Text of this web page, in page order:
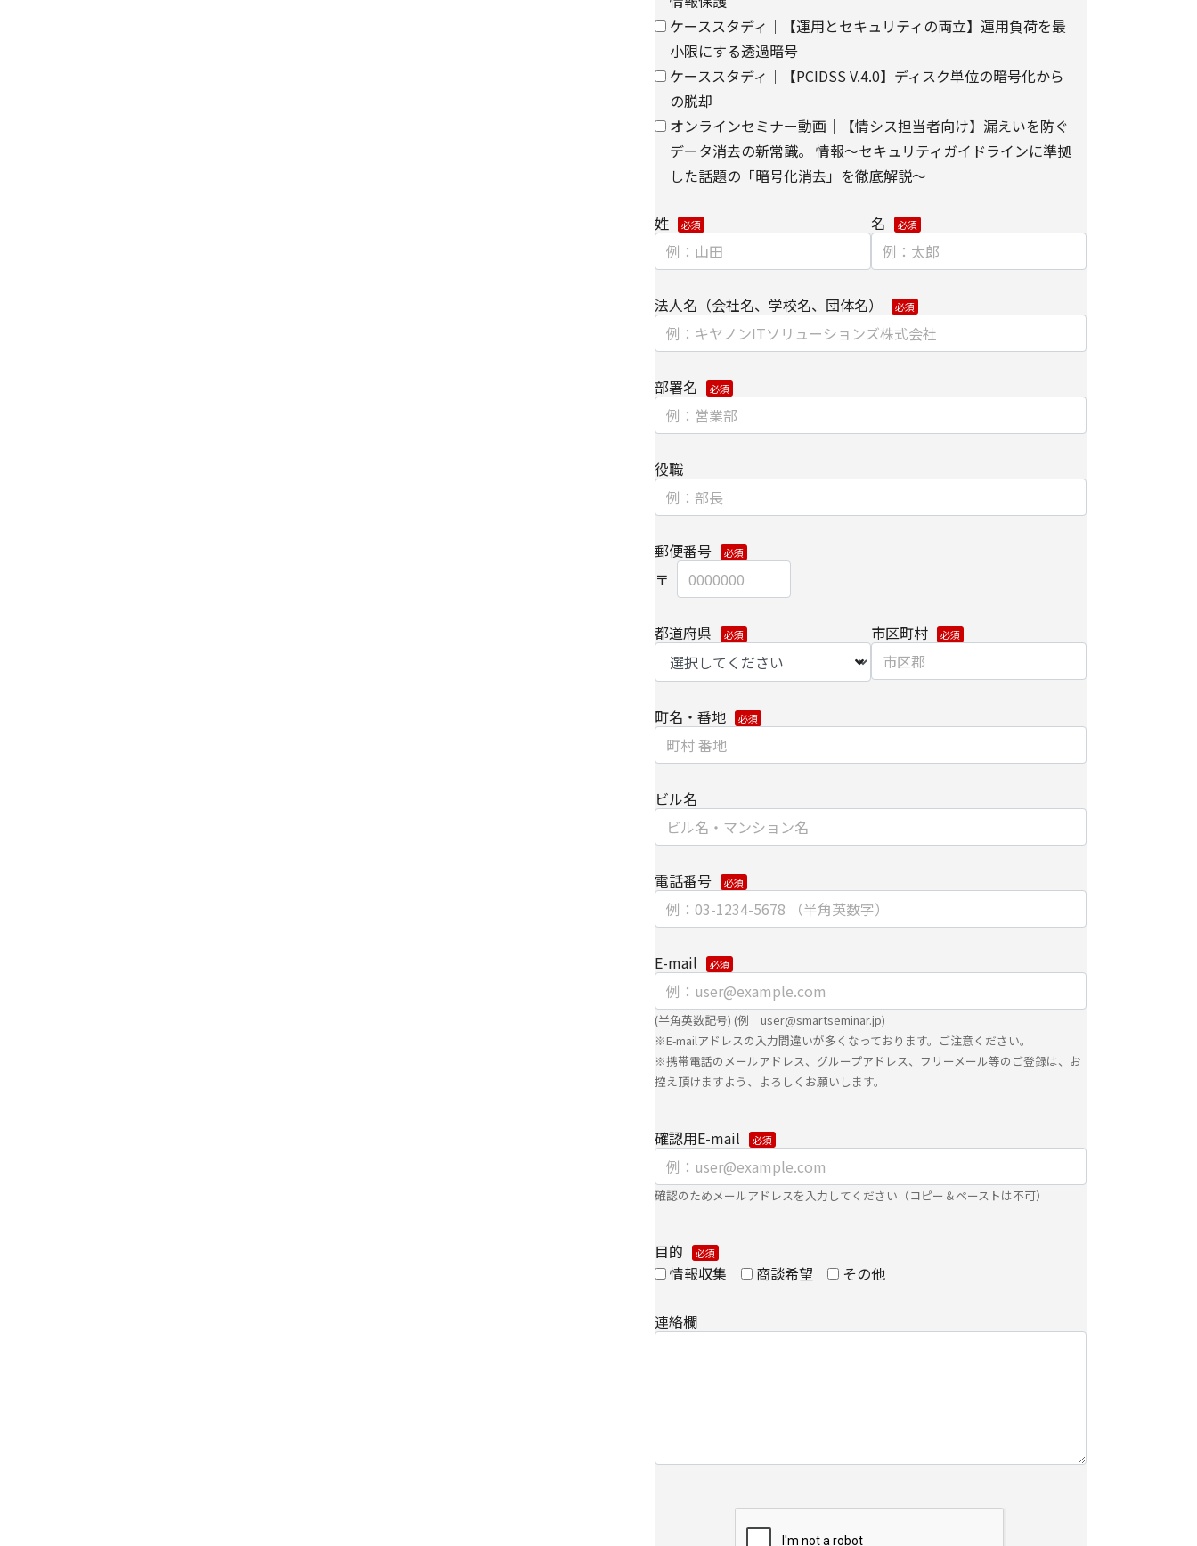
・クッキー（cookie）とウェブビーコンの使用によるアクセス情報の収
集
【第三者提供に関して】
当社はご提供いただきました個人情報を安全に管理し、以下の場合を除
き、ご本人の同意なく第三者に開示・提供しません。
・法令に基づく場合
委託先へ委託する場合
・上記利用目的の範囲内で利用するために、当社のグループ会社および
パートナー企業に提供する場合
個人情報を提供する場合は、ご提供頂いた個人情報の全ての項目につい
て、電子的な伝送または紙面/電子媒体による搬送もしくは手渡しにて提
供いたします。
なお、上記利用目的の範囲で利用するにあたり、当社のグループ会社お
よびパートナー企業より直接ご連絡させていただく場合があります。
当社は、委託業務により個人情報を外部へ預託する場合は、適切な機密
保持契約を締結し委託先を監督します。
個人情報をご提供いただけない場合は、当社からのお問い合わせ対応/各
種情報/サービスをお届けできなくなる場合がございます。
【個人情報の開示/訂正/削除に関して】
ご提供いただきました個人情報の開示/訂正/削除などを希望される場合
は、下記の【お問い合わせ先】にご連絡ください。また、お手続きの詳
細については、以下をご参照ください。
・個人のお客さまのお手続き方法
このページは通信途上における第三者の不正なアクセスに備えて、
SSL（Secure Sockets Layer）による個人情報の暗号化またはこれに準
【個人情報保護管理者】
キヤノンITソリューションズ株式会社
企画本部 営業・マーケティング推進部 部長
【お問い合わせ先】
キヤノンITソリューションズ株式会社
企画本部 営業・マーケティング推進部
​個人情報の取扱全般に関する当社の考え方をご覧になりたい方は、キヤ
ノンITソリューションズ株式会社の個人情報の取り扱いについてをご覧
ください。
ケーススタディ｜【運用とセキュリティの両立】運用負荷を最
小限にする透過暗号
ケーススタディ｜【PCIDSS V.4.0】ディスク単位の暗号化から
の脱却
オンラインセミナー動画｜【情シス担当者向け】漏えいを防ぐ
データ消去の新常識。 情報～セキュリティガイドラインに準拠
した話題の「暗号化消去」を徹底解説～
姓 名
法人名（会社名、学校名、団体名）
部署名
役職
郵便番号
都道府県 市区町村
町名・番地
ビル名
電話番号
E-mail
(半角英数記号) (例 user@smartseminar.jp)
※E-mailアドレスの入力間違いが多くなっております。ご注意ください。
※携帯電話のメールアドレス、グループアドレス、フリーメール等のご登録は、お
控え頂けますよう、よろしくお願いします。
確認用E-mail
確認のためメールアドレスを入力してください（コピー＆ペーストは不可）
目的
情報収集
商談希望 その他
連絡欄